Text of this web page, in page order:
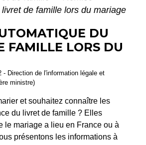
de famille lors du mariage
DU
FAMILLE LORS DU
- Direction de l'information légale et
ministre)
et souhaitez connaître les
du livret de famille ? Elles
le mariage a lieu en France ou à
présentons les informations à